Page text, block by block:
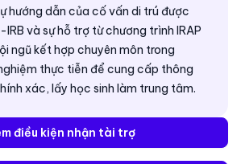
hướng dẫn của cố vấn di trú được
và sự hỗ trợ từ chương trình IRAP
ngũ kết hợp chuyên môn trong
thực tiễn để cung cấp thông
xác, lấy học sinh làm trung tâm.
điều kiện nhận tài trợ